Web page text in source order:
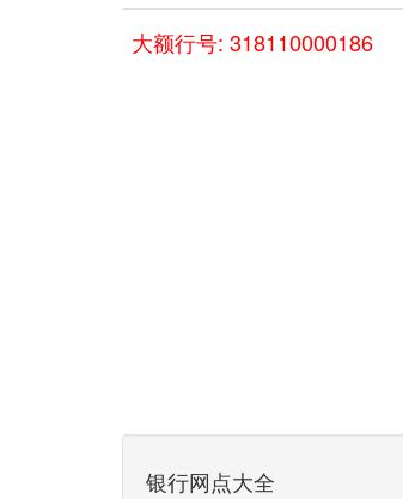
大额行号: 318110000186
银行网点大全